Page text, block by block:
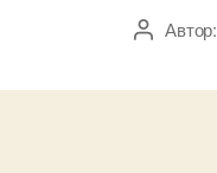
АвторАвтор: